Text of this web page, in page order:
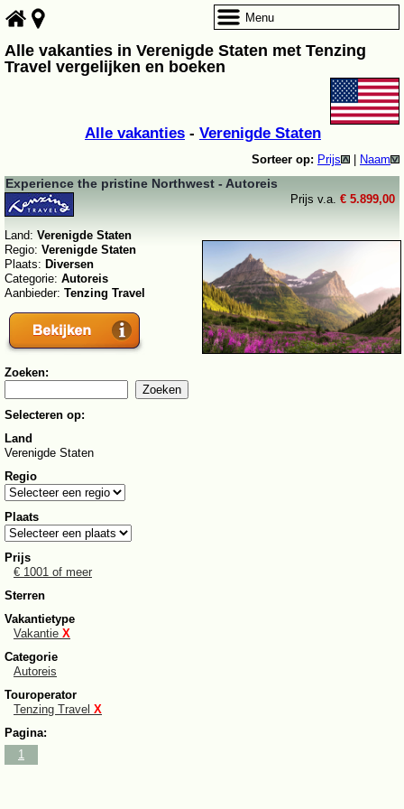
Alle vakanties in Verenigde Staten met Tenzing
Travel vergelijken en boeken
Alle vakanties - Verenigde Staten
Sorteer op: Prijs Naam
Experience the pristine Northwest - Autoreis
Prijs v.a. € 5.899,00
Land: Verenigde Staten
Regio: Verenigde Staten
Plaats: Diversen
Categorie: Autoreis
Aanbieder: Tenzing Travel
Zoeken:
Selecteren op:
Land
Verenigde Staten
Regio
Plaats
Prijs
€ 1001 of meer
Sterren
Vakantietype
Vakantie X
Categorie
Autoreis
Touroperator
Tenzing Travel X
Pagina:
1
Menu